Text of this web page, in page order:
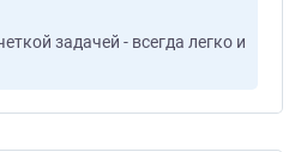
задачей - всегда легко и